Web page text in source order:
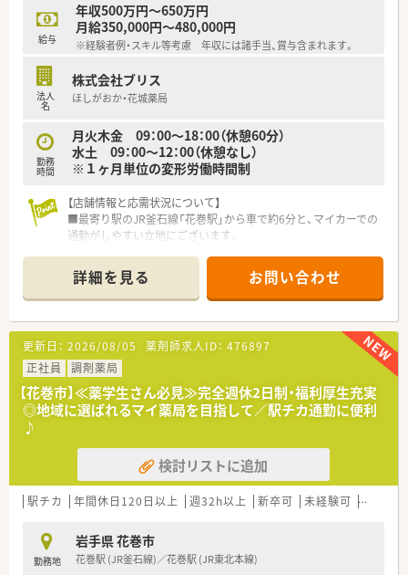
給与
年収500万円～650万円
月給350,000円～480,000円
※経験者例・スキル等考慮 年収には諸手当、賞与含まれます。
法人
名
株式会社ブリス
ほしがおか・花城薬局
勤務
時間
月火木金 09：00～18：00（休憩60分）
水土 09：00～12：00（休憩なし）
※１ヶ月単位の変形労働時間制
【店舗情報と応需状況について】
■最寄り駅のJR釜石線「花巻駅」から車で約6分と、マイカーでの
通勤がしやすい立地にございます。
で、1日の処方箋枚数は120枚から140枚程度です。
■薬剤師は常時3～4名、医療事務は3名が在籍しており、互いに
協力しながら業務を進められる体制です。
【求人情報について】
■ご経験や能力を十分に考慮し、年収500万円から最大650万円
までの高水準な給与が可能です。
■上限3.5万円の住宅手当や地域手当など、日々の生活をサポー
トする各種手当が充実しています。
■お休みは日曜日と祝日に加え、平日に半日休みが2回あり、週
【想定される業務内容】
■主な業務として、処方箋に基づく調剤業務、監査、そして患者
様への丁寧な服薬指導をお任せします。
者様の様々なお悩みに対応していただきます。
■待合室にはOTC医薬品も豊富に取り揃えており、セルフメディ
ケーションの推進にも携われます。
詳細を見る お問い合わせ
更新日： 2026/08/05 薬剤師求人ID： 476897
正社員
調剤薬局
【花巻市】≪薬学生さん必見≫完全週休2日制・福利厚生充実
◎地域に選ばれるマイ薬局を目指して／駅チカ通勤に便利
♪
検討リストに追加
駅チカ 年間休日120日以上 週32h以上 新卒可 未経験可 ブラン
勤務地
岩手県 花巻市
花巻駅 (JR釜石線)／花巻駅 (JR東北本線)